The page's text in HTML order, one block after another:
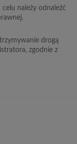
należy odnaleźć
drogą
zgodnie z